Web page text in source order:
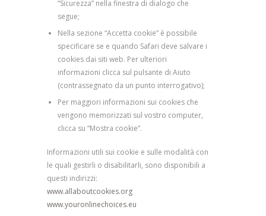
“Sicurezza” nella finestra di dialogo che
segue;
Nella sezione “Accetta cookie” è possibile
specificare se e quando Safari deve salvare i
cookies dai siti web. Per ulteriori
informazioni clicca sul pulsante di Aiuto
(contrassegnato da un punto interrogativo);
Per maggiori informazioni sui cookies che
vengono memorizzati sul vostro computer,
clicca su “Mostra cookie”.
Informazioni utili sui cookie e sulle modalità con
le quali gestirli o disabilitarli, sono disponibili a
questi indirizzi:
www.allaboutcookies.org
www.youronlinechoices.eu